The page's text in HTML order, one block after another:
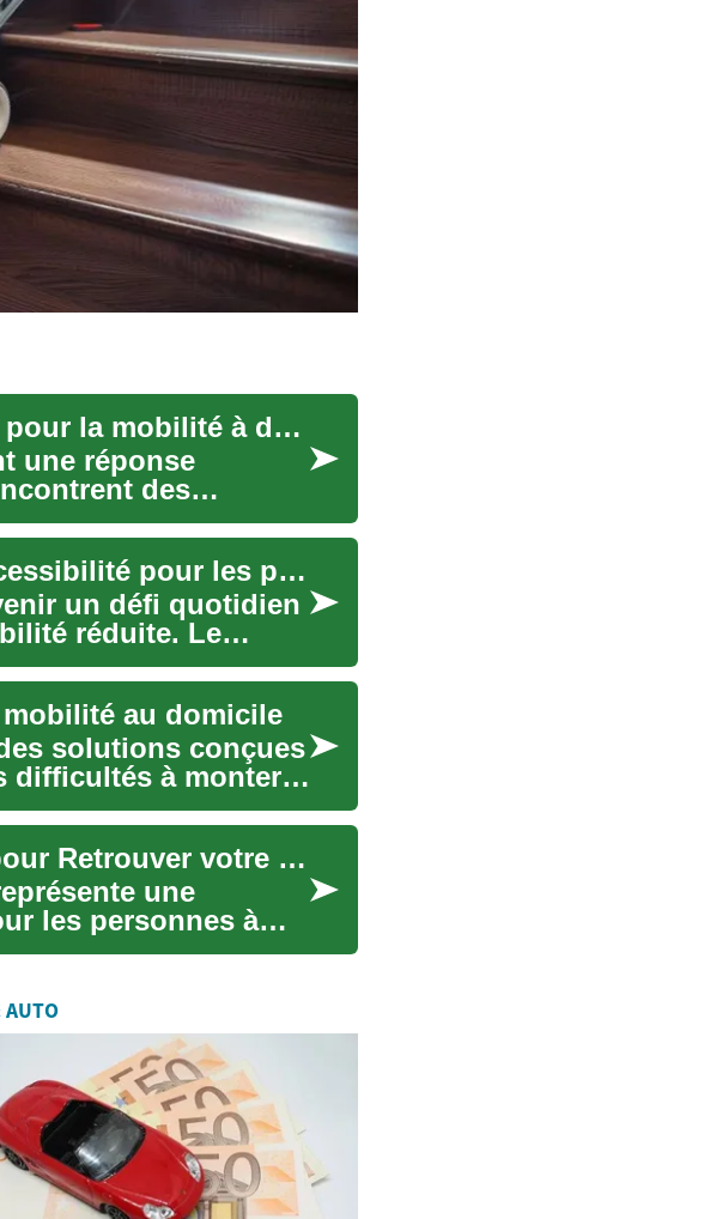
Monte-escaliers mobiles : solution pour la mobilité à domicile
une réponse
des
Monte-escalier : Une solution d'accessibilité pour les personnes à mobilité réduite
un défi quotidien
réduite. Le
au domicile
solutions conçues
difficultés à monter
Monte-Escaliers : Guide Complet pour Retrouver votre Mobilité
une
les personnes à
AUTO